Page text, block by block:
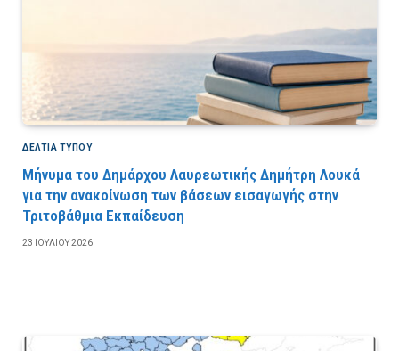
ΔΕΛΤΙΑ ΤΥΠΟΥ
Μήνυμα του Δημάρχου Λαυρεωτικής Δημήτρη Λουκά
για την ανακοίνωση των βάσεων εισαγωγής στην
Τριτοβάθμια Εκπαίδευση
23 ΙΟΥΛΊΟΥ 2026